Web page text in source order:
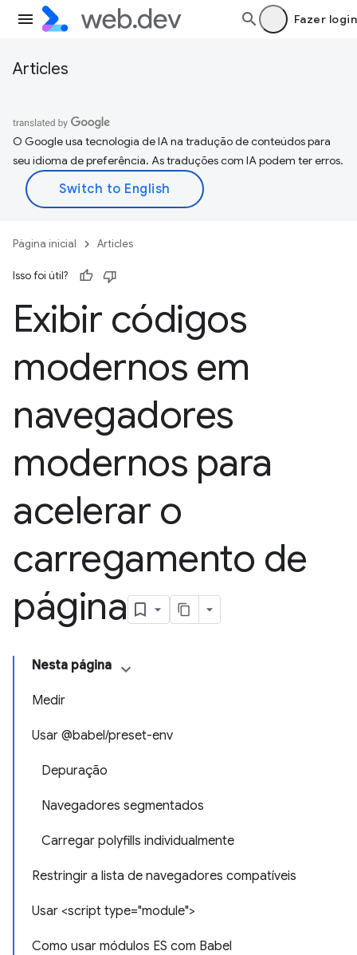
Fazer login
Articles
O Google usa tecnologia de IA na tradução de conteúdos para
seu idioma de preferência. As traduções com IA podem ter erros.
Página inicial Articles
Isso foi útil?
Exibir códigos
modernos em
navegadores
modernos para
acelerar o
carregamento de
página
Nesta página
Medir
Usar @babel/preset-env
Depuração
Navegadores segmentados
Carregar polyfills individualmente
Restringir a lista de navegadores compatíveis
Usar <script type="module">
Como usar módulos ES com Babel